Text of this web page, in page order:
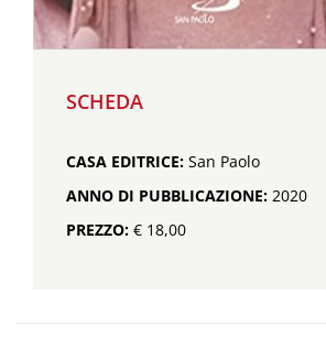
SCHEDA
CASA EDITRICE: San Paolo
ANNO DI PUBBLICAZIONE: 2020
PREZZO: € 18,00